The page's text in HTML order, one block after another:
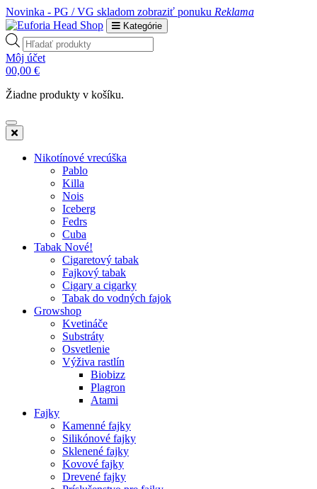
Novinka - PG / VG skladom zobraziť ponuku Reklama
Kategórie
Products
search
Môj účet
00,00 €
Žiadne produkty v košíku.
Nikotínové vrecúška
Pablo
Killa
Nois
Iceberg
Fedrs
Cuba
Tabak Nové!
Cigaretový tabak
Fajkový tabak
Cigary a cigarky
Tabak do vodných fajok
Growshop
Kvetináče
Substráty
Osvetlenie
Výživa rastlín
Biobizz
Plagron
Atami
Fajky
Kamenné fajky
Silikónové fajky
Sklenené fajky
Kovové fajky
Drevené fajky